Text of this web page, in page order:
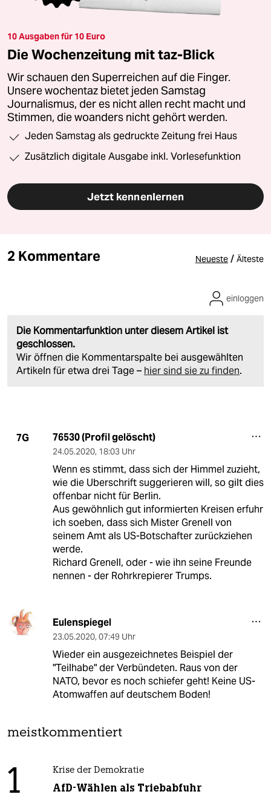
10 Ausgaben für 10 Euro
Die Wochenzeitung mit taz-Blick
Wir schauen den Superreichen auf die Finger.
Unsere wochentaz bietet jeden Samstag
Journalismus, der es nicht allen recht macht und
Stimmen, die woanders nicht gehört werden.
Jeden Samstag als gedruckte Zeitung frei Haus
Zusätzlich digitale Ausgabe inkl. Vorlesefunktion
Jetzt kennenlernen
2 Kommentare Neueste / Älteste
Die Kommentarfunktion unter diesem Artikel ist
geschlossen.
Wir öffnen die Kommentarspalte bei ausgewählten
Artikeln für etwa drei Tage – hier sind sie zu finden.
einloggen
7G 76530 (Profil gelöscht)
24.05.2020, 18:03 Uhr
Wenn es stimmt, dass sich der Himmel zuzieht,
wie die Uberschrift suggerieren will, so gilt dies
offenbar nicht für Berlin.
Aus gewöhnlich gut informierten Kreisen erfuhr
ich soeben, dass sich Mister Grenell von
seinem Amt als US-Botschafter zurückziehen
werde.
Richard Grenell, oder - wie ihn seine Freunde
nennen - der Rohrkrepierer Trumps.
Eulenspiegel
23.05.2020, 07:49 Uhr
Wieder ein ausgezeichnetes Beispiel der
"Teilhabe" der Verbündeten. Raus von der
NATO, bevor es noch schiefer geht! Keine US-
Atomwaffen auf deutschem Boden!
meistkommentiert
1 Krise der Demokratie
AfD-Wählen als Triebabfuhr